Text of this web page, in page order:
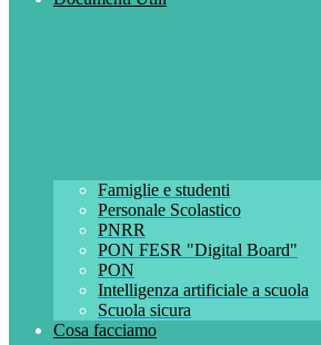
Famiglie e studenti
Personale Scolastico
PNRR
PON FESR "Digital Board"
PON
Intelligenza artificiale a scuola
Scuola sicura
Cosa facciamo